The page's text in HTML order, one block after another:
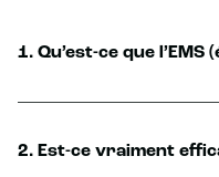
1. Qu’est-ce que
2. Est-ce vraiment